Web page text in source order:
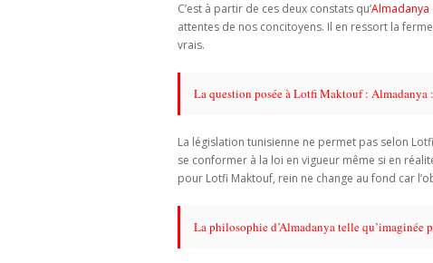
C’est à partir de ces deux constats qu’Almadanya
attentes de nos concitoyens. Il en ressort la
vrais.
La question posée à Lotfi Maktouf :
La législation tunisienne ne permet pas selon
se conformer à la loi en vigueur même si en
pour Lotfi Maktouf, rein ne change au fond car
La philosophie d’Almadanya telle qu’imaginée